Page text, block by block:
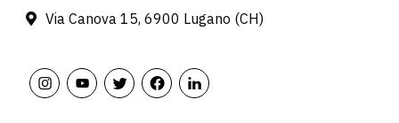
Via Canova 15, 6900 Lugano (CH)